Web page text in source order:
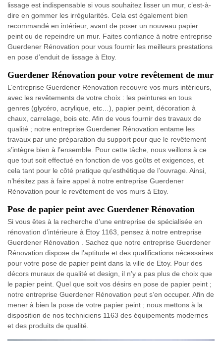
lissage est indispensable si vous souhaitez lisser un mur, c’est-à-
dire en gommer les irrégularités. Cela est également bien
recommandé en intérieur, avant de poser un nouveau papier
peint ou de repeindre un mur. Faites confiance à notre entreprise
Guerdener Rénovation pour vous fournir les meilleurs prestations
en pose d’enduit de lissage à Etoy.
Guerdener Rénovation pour votre revêtement de mur
L’entreprise Guerdener Rénovation recouvre vos murs intérieurs,
avec les revêtements de votre choix : les peintures en tous
genres (glycéro, acrylique, etc…), papier peint, décoration à
chaux, carrelage, bois etc. Afin de vous fournir des travaux de
qualité ; notre entreprise Guerdener Rénovation entame les
travaux par une préparation du support pour que le revêtement
s’intègre bien à l’ensemble. Pour cette tâche, nous veillons à ce
que tout soit effectué en fonction de vos goûts et exigences, et
cela tant pour le côté pratique qu’esthétique de l’ouvrage. Ainsi,
n’hésitez pas à faire appel à notre entreprise Guerdener
Rénovation pour le revêtement de vos murs à Etoy.
Pose de papier peint avec Guerdener Rénovation
Si vous êtes à la recherche d’une entreprise de spécialisée en
rénovation d’intérieure à Etoy 1163, pensez à notre entreprise
Guerdener Rénovation . Sachez que notre entreprise Guerdener
Rénovation dispose de l’aptitude et des qualifications nécessaires
pour votre pose de papier peint dans la ville de Etoy. Pour des
décors muraux de qualité et design, il n’y a pas plus de choix que
le papier peint. Quel que soit vos désirs en pose de papier peint ;
notre entreprise Guerdener Rénovation peut s’en occuper. Afin de
mener à bien la pose de votre papier peint ; nous mettons à la
disposition de nos techniciens 1163 des équipements modernes
et des produits de qualité.